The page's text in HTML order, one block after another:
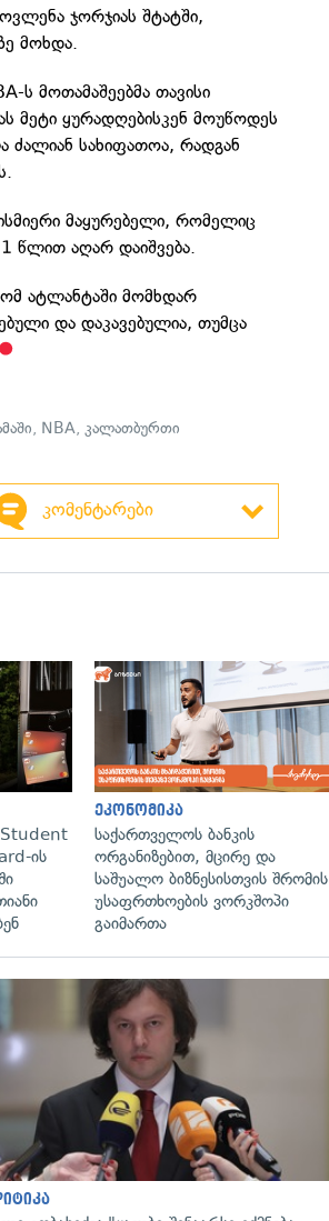
ჯორჯიას შტატში,
მოხდა.
ს მოთამაშეებმა თავისი
მეტი ყურადღებისკენ მოუწოდეს
ძალიან სახიფათოა, რადგან
მაყურებელი, რომელიც
1 წლით აღარ დაიშვება.
ატლანტაში მომხდარ
და დაკავებულია, თუმცა
, NBA,კალათბურთი
კომენტარები
Student
ის
ეკონომიკა
საქართველოს ბანკის
ორგანიზებით, მცირე და
საშუალო ბიზნესისთვის შრომის
უსაფრთხოების ვორკშოპი
გაიმართა